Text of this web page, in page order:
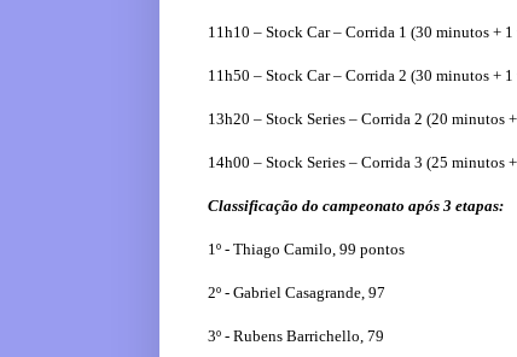
11h10 – Stock Car – Corrida 1 (30 minutos +
11h50 – Stock Car – Corrida 2 (30 minutos +
13h20 – Stock Series – Corrida 2 (20 minutos
14h00 – Stock Series – Corrida 3 (25 minutos
Classificação do campeonato após 3 etapas:
1º - Thiago Camilo, 99 pontos
2º - Gabriel Casagrande, 97
3º - Rubens Barrichello, 79